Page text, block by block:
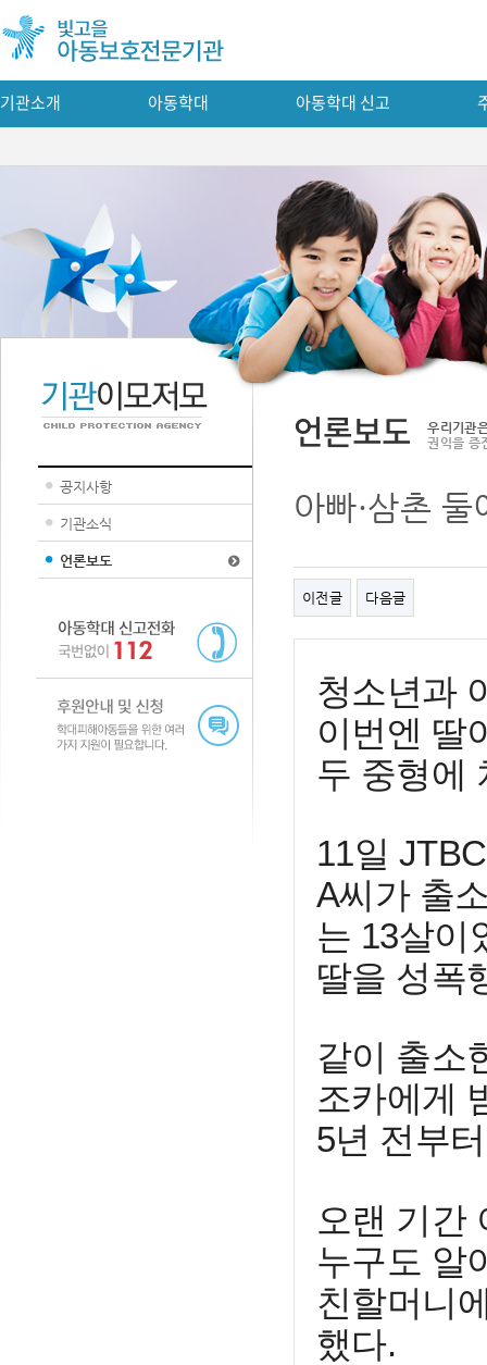
기관소개 아동학대 아동학대 신고
공지사항
기관소식
언론보도
언론보도
우리기관
권익을 증
아빠·삼촌
이전글 다음글
청소년과
이번엔 딸
두 중형에
11일
A씨가 출
는 13살이
딸을 성폭
같이 출소
조카에게
5년 전부
오랜 기간
누구도 알
친할머니
했다.